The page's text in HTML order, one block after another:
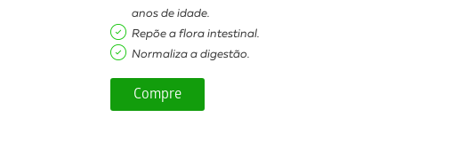
anos de idade.
Repõe a flora intestinal.
Normaliza a digestão.
Compre